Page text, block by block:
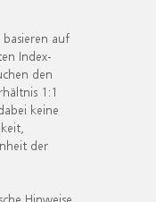
auf
Index-
den
1:1
keine
der